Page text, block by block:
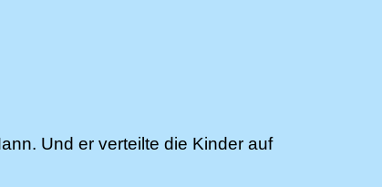
Und er verteilte die Kinder auf